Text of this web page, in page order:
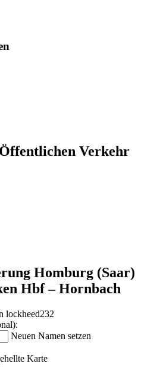
Verkehr
Homburg (Saar)
Hbf – Hornbach
lockheed232
Neuen Namen setzen
Karte